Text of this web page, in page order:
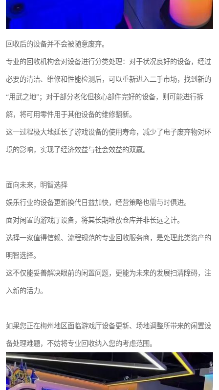
回收后的设备并不会被随意废弃。
专业的回收机构会对设备进行分类处理：对于状况良好的设备，经过
必要的清洁、维修和性能检测后，可以重新进入二手市场，找到新的
“用武之地”；对于部分老化但核心部件完好的设备，则可能进行拆
解，将可用零件用于其他设备的维修翻新。
这一过程极大地延长了游戏设备的使用寿命，减少了电子废弃物对环
境的影响，实现了经济效益与社会效益的双赢。
面向未来，明智选择
娱乐行业的设备更新换代日益加快，经营策略也需与时俱进。
面对闲置的游戏厅设备，将其长期堆放仓库并非长远之计。
选择一家值得信赖、流程规范的专业回收服务商，是处理此类资产的
明智选择。
这不仅能妥善解决眼前的闲置问题，更能为未来的发展扫清障碍，注
入新的活力。
如果您正在梅州地区面临游戏厅设备更新、场地调整所带来的闲置设
备处理难题，不妨将专业回收纳入您的考虑范围。